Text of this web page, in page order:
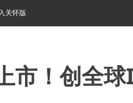
关怀版
市！创全